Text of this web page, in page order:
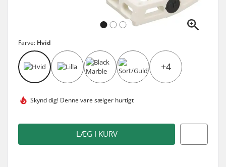
Farve: Hvid
+4
Skynd dig! Denne vare sælger hurtigt
LÆG I KURV